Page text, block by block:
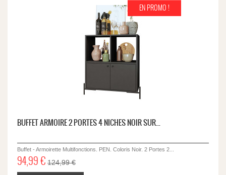
EN PROMO !
BUFFET ARMOIRE 2 PORTES 4 NICHES NOIR SUR...
Buffet - Armoirette Multifonctions. PEN. Coloris Noir. 2 Portes 2...
94,99 € 124,99 €